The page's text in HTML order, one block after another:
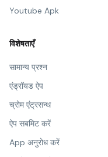
Youtube Apk
विशेषताएँ
सामान्य प्रश्न
एंड्रॉयड ऐप
च्रोम एंट्रसन्थ
ऐप सबमिट करें
App अनुरोध करें